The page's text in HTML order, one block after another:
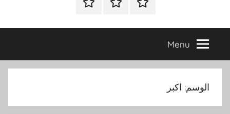
في
التي
Menu
الوسم: اكبر